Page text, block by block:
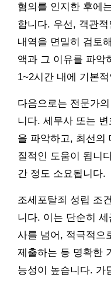
혐의를 인지한 후에
합니다. 우선, 객관
내역을 면밀히 검토
액과 그 이유를 파악
1~2시간 내에 기본
다음으로는 전문가
니다. 세무사 또는
을 파악하고, 최선의
질적인 도움이 됩니
간 정도 소요됩니다.
조세포탈죄 성립 조
니다. 이는 단순히
사를 넘어, 적극적으
제출하는 등 명확한
능성이 높습니다. 가